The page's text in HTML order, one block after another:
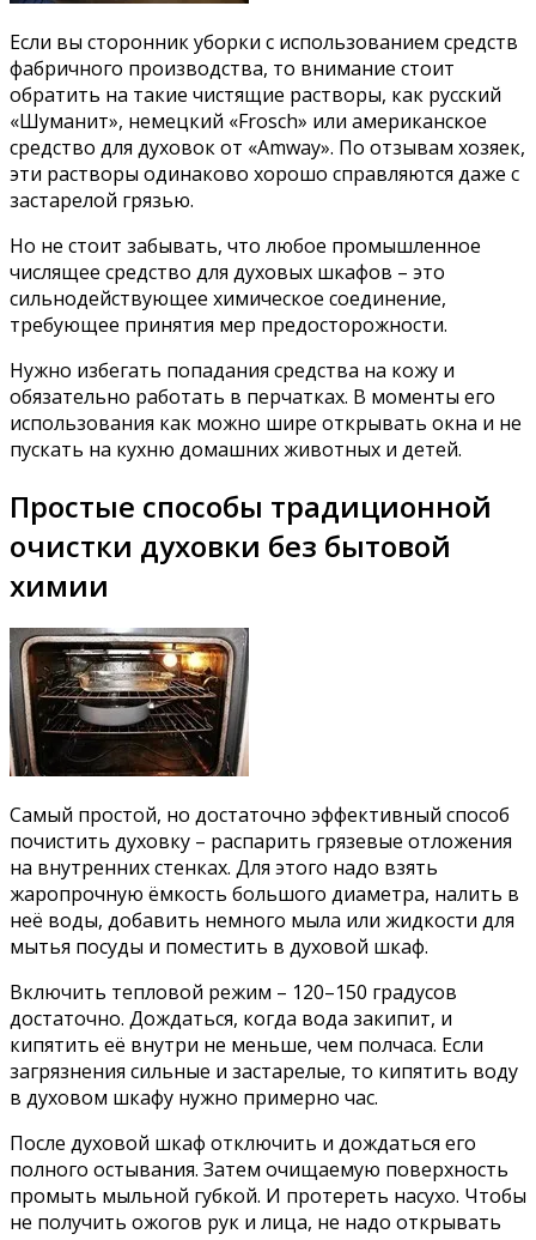
Если вы сторонник уборки с использованием средств
фабричного производства, то внимание стоит
обратить на такие чистящие растворы, как русский
«Шуманит», немецкий «Frosch» или американское
средство для духовок от «Amway». По отзывам хозяек,
эти растворы одинаково хорошо справляются даже с
застарелой грязью.
Но не стоит забывать, что любое промышленное
числящее средство для духовых шкафов – это
сильнодействующее химическое соединение,
требующее принятия мер предосторожности.
Нужно избегать попадания средства на кожу и
обязательно работать в перчатках. В моменты его
использования как можно шире открывать окна и не
пускать на кухню домашних животных и детей.
Простые способы традиционной
очистки духовки без бытовой
химии
Самый простой, но достаточно эффективный способ
почистить духовку – распарить грязевые отложения
на внутренних стенках. Для этого надо взять
жаропрочную ёмкость большого диаметра, налить в
неё воды, добавить немного мыла или жидкости для
мытья посуды и поместить в духовой шкаф.
Включить тепловой режим – 120–150 градусов
достаточно. Дождаться, когда вода закипит, и
кипятить её внутри не меньше, чем полчаса. Если
загрязнения сильные и застарелые, то кипятить воду
в духовом шкафу нужно примерно час.
После духовой шкаф отключить и дождаться его
полного остывания. Затем очищаемую поверхность
промыть мыльной губкой. И протереть насухо. Чтобы
не получить ожогов рук и лица, не надо открывать